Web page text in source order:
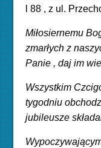
l 88 , z ul.
Miłosiernemu
zmarłych z
Panie , daj im
Wszystkim
tygodniu
jubileusze